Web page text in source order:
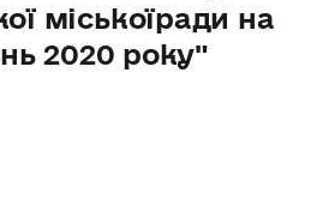
міськоїради на
2020 року"